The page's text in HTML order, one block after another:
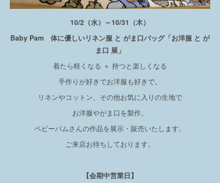
10/2（水）～10/31（木）
Baby Pam 体に優しいリネン服 と がま口バッグ「お洋服 と が
ま口 展」
着たら軽くなる ＋ 持つと楽しくなる
手作りが好きでお洋服も好きで。
リネンやコットン、その他お気に入りの生地で
お洋服やがま口を製作。
ベビーパムさんの作品を展示・販売いたします。
ご来店お待ちしております。
【会期中営業日】